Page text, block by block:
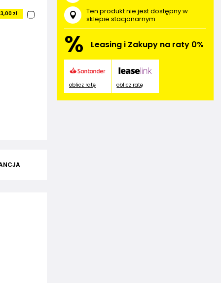
zł
Ten produkt nie jest dostępny w
sklepie stacjonarnym
% Leasing i Zakupy na raty 0%
oblicz ratę oblicz ratę